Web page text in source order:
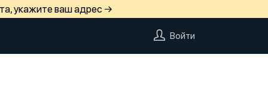
укажите ваш адрес →
Войти